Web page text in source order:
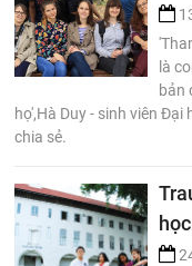
là
bản
họ',Hà Duy - sinh viên
chia sẻ.